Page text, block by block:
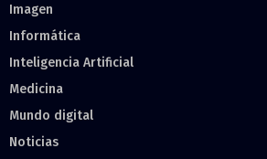
Imagen
Informática
Inteligencia Artificial
Medicina
Mundo digital
Noticias